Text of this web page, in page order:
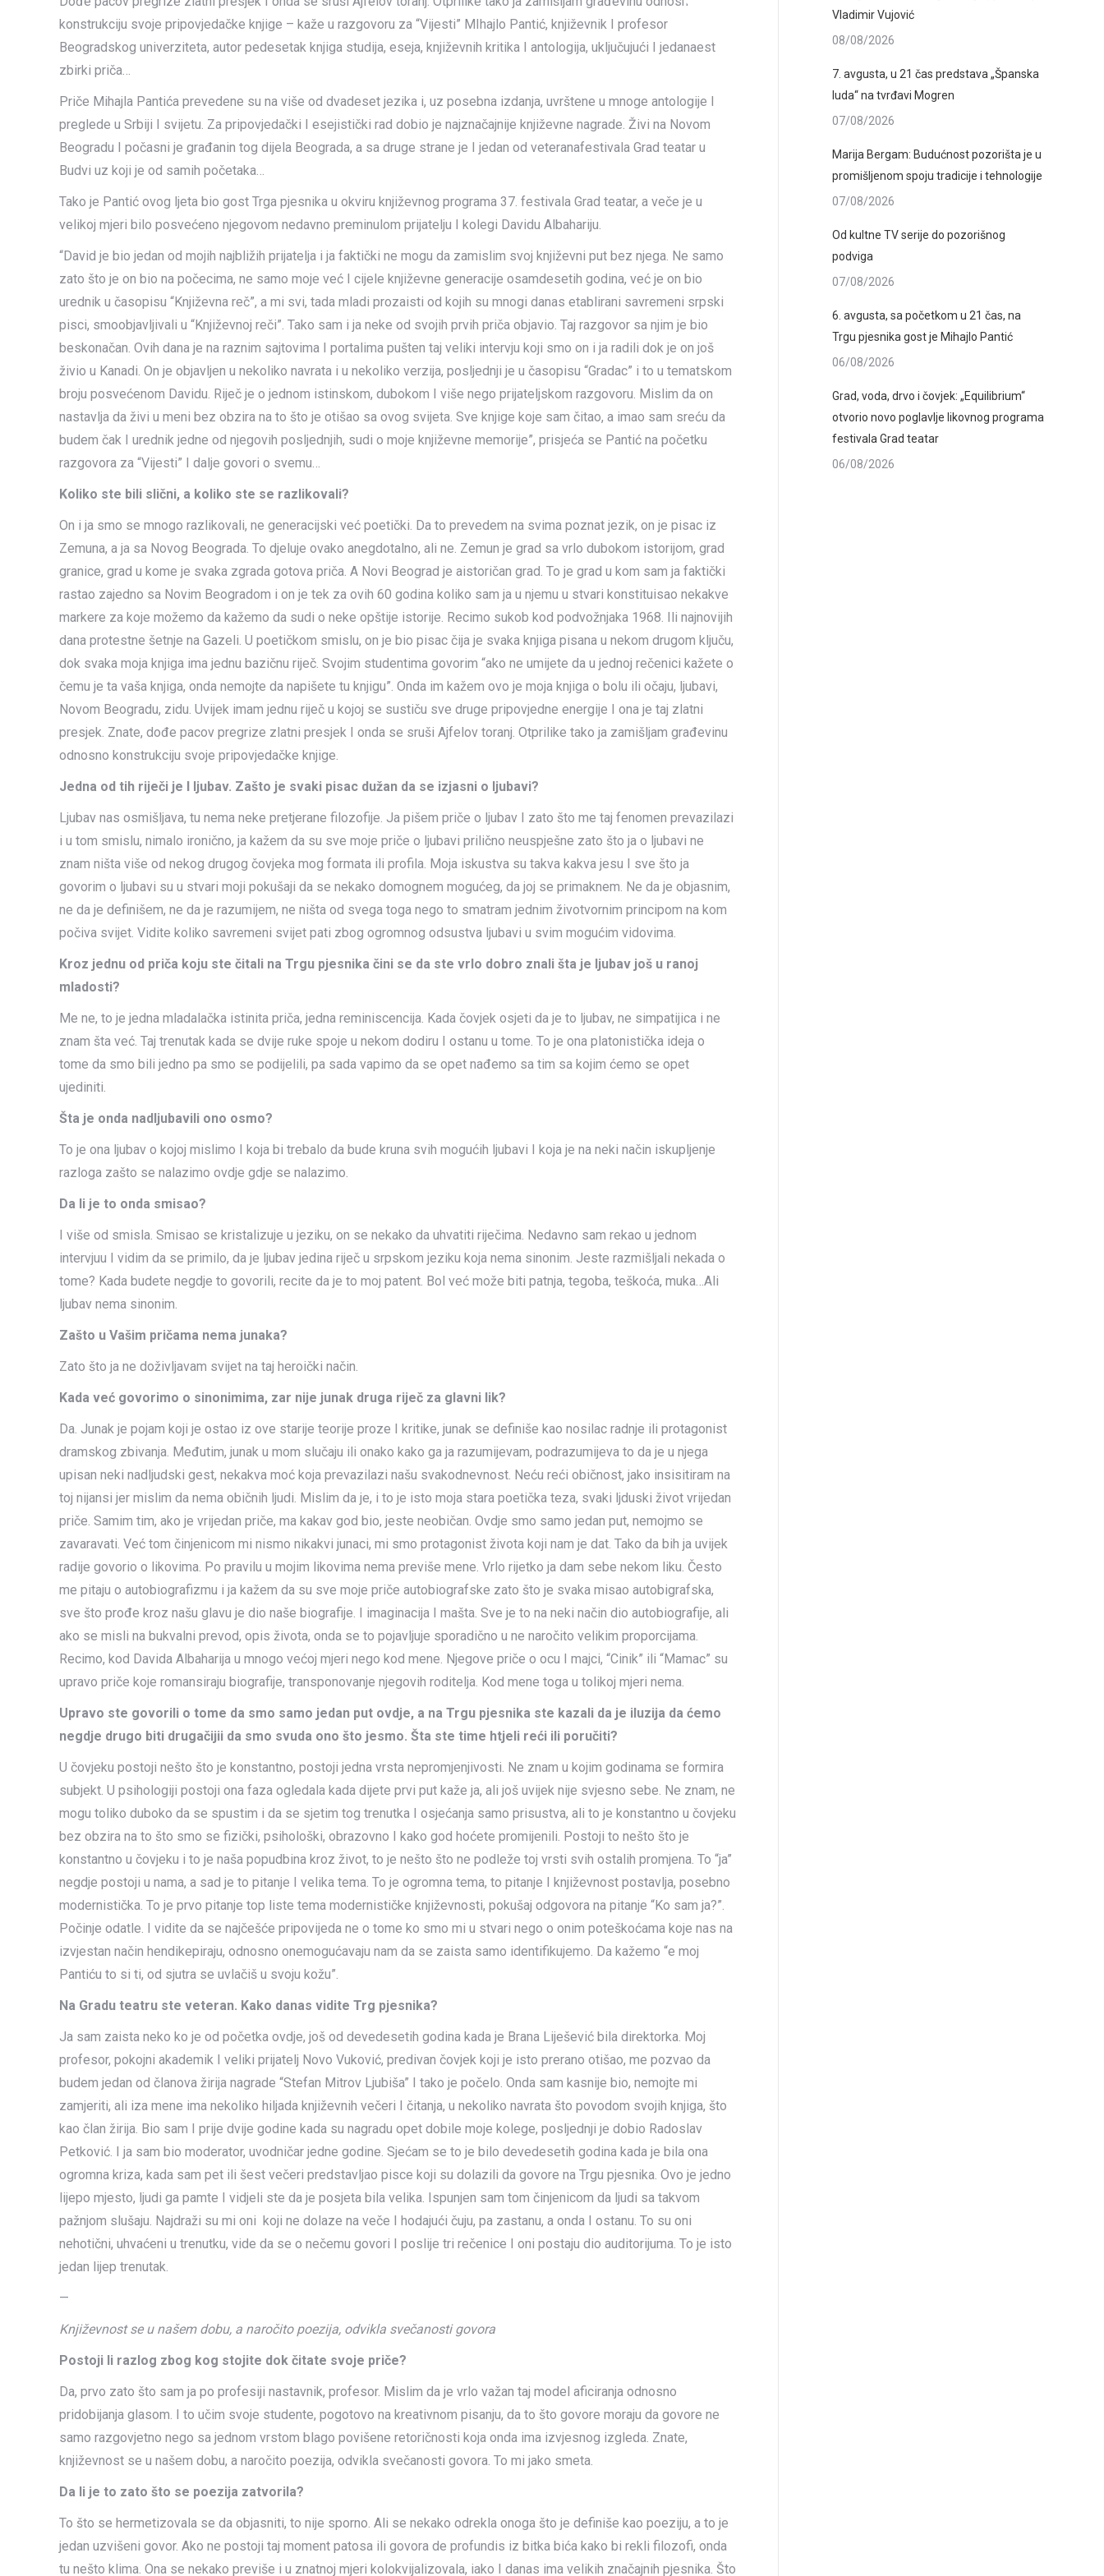
konstrukciju svoje pripovjedačke knjige – kaže u razgovoru za “Vijesti” MIhajlo Pantić, književnik I profesor
Beogradskog univerziteta, autor pedesetak knjiga studija, eseja, književnih kritika I antologija, uključujući I jedanaest
zbirki priča…
Priče Mihajla Pantića prevedene su na više od dvadeset jezika i, uz posebna izdanja, uvrštene u mnoge antologije I
preglede u Srbiji I svijetu. Za pripovjedački I esejistički rad dobio je najznačajnije književne nagrade. Živi na Novom
Beogradu I počasni je građanin tog dijela Beograda, a sa druge strane je I jedan od veteranafestivala Grad teatar u
Budvi uz koji je od samih početaka…
Tako je Pantić ovog ljeta bio gost Trga pjesnika u okviru književnog programa 37. festivala Grad teatar, a veče je u
velikoj mjeri bilo posvećeno njegovom nedavno preminulom prijatelju I kolegi Davidu Albahariju.
“David je bio jedan od mojih najbližih prijatelja i ja faktički ne mogu da zamislim svoj književni put bez njega. Ne samo
zato što je on bio na počecima, ne samo moje već I cijele književne generacije osamdesetih godina, već je on bio
urednik u časopisu “Književna reč”, a mi svi, tada mladi prozaisti od kojih su mnogi danas etablirani savremeni srpski
pisci, smoobjavljivali u “Književnoj reči”. Tako sam i ja neke od svojih prvih priča objavio. Taj razgovor sa njim je bio
beskonačan. Ovih dana je na raznim sajtovima I portalima pušten taj veliki intervju koji smo on i ja radili dok je on još
živio u Kanadi. On je objavljen u nekoliko navrata i u nekoliko verzija, posljednji je u časopisu “Gradac” i to u tematskom
broju posvećenom Davidu. Riječ je o jednom istinskom, dubokom I više nego prijateljskom razgovoru. Mislim da on
nastavlja da živi u meni bez obzira na to što je otišao sa ovog svijeta. Sve knjige koje sam čitao, a imao sam sreću da
budem čak I urednik jedne od njegovih posljednjih, sudi o moje književne memorije”, prisjeća se Pantić na početku
razgovora za “Vijesti” I dalje govori o svemu…
Koliko ste bili slični, a koliko ste se razlikovali?
On i ja smo se mnogo razlikovali, ne generacijski već poetički. Da to prevedem na svima poznat jezik, on je pisac iz
Zemuna, a ja sa Novog Beograda. To djeluje ovako anegdotalno, ali ne. Zemun je grad sa vrlo dubokom istorijom, grad
granice, grad u kome je svaka zgrada gotova priča. A Novi Beograd je aistoričan grad. To je grad u kom sam ja faktički
rastao zajedno sa Novim Beogradom i on je tek za ovih 60 godina koliko sam ja u njemu u stvari konstituisao nekakve
markere za koje možemo da kažemo da sudi o neke opštije istorije. Recimo sukob kod podvožnjaka 1968. Ili najnovijih
dana protestne šetnje na Gazeli. U poetičkom smislu, on je bio pisac čija je svaka knjiga pisana u nekom drugom ključu,
dok svaka moja knjiga ima jednu bazičnu riječ. Svojim studentima govorim “ako ne umijete da u jednoj rečenici kažete o
čemu je ta vaša knjiga, onda nemojte da napišete tu knjigu”. Onda im kažem ovo je moja knjiga o bolu ili očaju, ljubavi,
Novom Beogradu, zidu. Uvijek imam jednu riječ u kojoj se sustiču sve druge pripovjedne energije I ona je taj zlatni
presjek. Znate, dođe pacov pregrize zlatni presjek I onda se sruši Ajfelov toranj. Otprilike tako ja zamišljam građevinu
odnosno konstrukciju svoje pripovjedačke knjige.
Jedna od tih riječi je I ljubav. Zašto je svaki pisac dužan da se izjasni o ljubavi?
Ljubav nas osmišljava, tu nema neke pretjerane filozofije. Ja pišem priče o ljubav I zato što me taj fenomen prevazilazi
i u tom smislu, nimalo ironično, ja kažem da su sve moje priče o ljubavi prilično neuspješne zato što ja o ljubavi ne
znam ništa više od nekog drugog čovjeka mog formata ili profila. Moja iskustva su takva kakva jesu I sve što ja
govorim o ljubavi su u stvari moji pokušaji da se nekako domognem mogućeg, da joj se primaknem. Ne da je objasnim,
ne da je definišem, ne da je razumijem, ne ništa od svega toga nego to smatram jednim životvornim principom na kom
počiva svijet. Vidite koliko savremeni svijet pati zbog ogromnog odsustva ljubavi u svim mogućim vidovima.
Kroz jednu od priča koju ste čitali na Trgu pjesnika čini se da ste vrlo dobro znali šta je ljubav još u ranoj
mladosti?
Me ne, to je jedna mladalačka istinita priča, jedna reminiscencija. Kada čovjek osjeti da je to ljubav, ne simpatijica i ne
znam šta već. Taj trenutak kada se dvije ruke spoje u nekom dodiru I ostanu u tome. To je ona platonistička ideja o
tome da smo bili jedno pa smo se podijelili, pa sada vapimo da se opet nađemo sa tim sa kojim ćemo se opet
ujediniti.
Šta je onda nadljubavili ono osmo?
To je ona ljubav o kojoj mislimo I koja bi trebalo da bude kruna svih mogućih ljubavi I koja je na neki način iskupljenje
razloga zašto se nalazimo ovdje gdje se nalazimo.
Da li je to onda smisao?
I više od smisla. Smisao se kristalizuje u jeziku, on se nekako da uhvatiti riječima. Nedavno sam rekao u jednom
intervjuu I vidim da se primilo, da je ljubav jedina riječ u srpskom jeziku koja nema sinonim. Jeste razmišljali nekada o
tome? Kada budete negdje to govorili, recite da je to moj patent. Bol već može biti patnja, tegoba, teškoća, muka…Ali
ljubav nema sinonim.
Zašto u Vašim pričama nema junaka?
Zato što ja ne doživljavam svijet na taj heroički način.
Kada već govorimo o sinonimima, zar nije junak druga riječ za glavni lik?
Da. Junak je pojam koji je ostao iz ove starije teorije proze I kritike, junak se definiše kao nosilac radnje ili protagonist
dramskog zbivanja. Međutim, junak u mom slučaju ili onako kako ga ja razumijevam, podrazumijeva to da je u njega
upisan neki nadljudski gest, nekakva moć koja prevazilazi našu svakodnevnost. Neću reći običnost, jako insisitiram na
toj nijansi jer mislim da nema običnih ljudi. Mislim da je, i to je isto moja stara poetička teza, svaki ljduski život vrijedan
priče. Samim tim, ako je vrijedan priče, ma kakav god bio, jeste neobičan. Ovdje smo samo jedan put, nemojmo se
zavaravati. Već tom činjenicom mi nismo nikakvi junaci, mi smo protagonist života koji nam je dat. Tako da bih ja uvijek
radije govorio o likovima. Po pravilu u mojim likovima nema previše mene. Vrlo rijetko ja dam sebe nekom liku. Često
me pitaju o autobiografizmu i ja kažem da su sve moje priče autobiografske zato što je svaka misao autobigrafska,
sve što prođe kroz našu glavu je dio naše biografije. I imaginacija I mašta. Sve je to na neki način dio autobiografije, ali
ako se misli na bukvalni prevod, opis života, onda se to pojavljuje sporadično u ne naročito velikim proporcijama.
Recimo, kod Davida Albaharija u mnogo većoj mjeri nego kod mene. Njegove priče o ocu I majci, “Cinik” ili “Mamac” su
upravo priče koje romansiraju biografije, transponovanje njegovih roditelja. Kod mene toga u tolikoj mjeri nema.
Upravo ste govorili o tome da smo samo jedan put ovdje, a na Trgu pjesnika ste kazali da je iluzija da ćemo
negdje drugo biti drugačijii da smo svuda ono što jesmo. Šta ste time htjeli reći ili poručiti?
U čovjeku postoji nešto što je konstantno, postoji jedna vrsta nepromjenjivosti. Ne znam u kojim godinama se formira
subjekt. U psihologiji postoji ona faza ogledala kada dijete prvi put kaže ja, ali još uvijek nije svjesno sebe. Ne znam, ne
mogu toliko duboko da se spustim i da se sjetim tog trenutka I osjećanja samo prisustva, ali to je konstantno u čovjeku
bez obzira na to što smo se fizički, psihološki, obrazovno I kako god hoćete promijenili. Postoji to nešto što je
konstantno u čovjeku i to je naša popudbina kroz život, to je nešto što ne podleže toj vrsti svih ostalih promjena. To “ja”
negdje postoji u nama, a sad je to pitanje I velika tema. To je ogromna tema, to pitanje I književnost postavlja, posebno
modernistička. To je prvo pitanje top liste tema modernističke književnosti, pokušaj odgovora na pitanje “Ko sam ja?”.
Počinje odatle. I vidite da se najčešće pripovijeda ne o tome ko smo mi u stvari nego o onim poteškoćama koje nas na
izvjestan način hendikepiraju, odnosno onemogućavaju nam da se zaista samo identifikujemo. Da kažemo “e moj
Pantiću to si ti, od sjutra se uvlačiš u svoju kožu”.
Na Gradu teatru ste veteran. Kako danas vidite Trg pjesnika?
Ja sam zaista neko ko je od početka ovdje, još od devedesetih godina kada je Brana Liješević bila direktorka. Moj
profesor, pokojni akademik I veliki prijatelj Novo Vuković, predivan čovjek koji je isto prerano otišao, me pozvao da
budem jedan od članova žirija nagrade “Stefan Mitrov Ljubiša” I tako je počelo. Onda sam kasnije bio, nemojte mi
zamjeriti, ali iza mene ima nekoliko hiljada književnih večeri I čitanja, u nekoliko navrata što povodom svojih knjiga, što
kao član žirija. Bio sam I prije dvije godine kada su nagradu opet dobile moje kolege, posljednji je dobio Radoslav
Petković. I ja sam bio moderator, uvodničar jedne godine. Sjećam se to je bilo devedesetih godina kada je bila ona
ogromna kriza, kada sam pet ili šest večeri predstavljao pisce koji su dolazili da govore na Trgu pjesnika. Ovo je jedno
lijepo mjesto, ljudi ga pamte I vidjeli ste da je posjeta bila velika. Ispunjen sam tom činjenicom da ljudi sa takvom
pažnjom slušaju. Najdraži su mi oni koji ne dolaze na veče I hodajući čuju, pa zastanu, a onda I ostanu. To su oni
nehotični, uhvaćeni u trenutku, vide da se o nečemu govori I poslije tri rečenice I oni postaju dio auditorijuma. To je isto
jedan lijep trenutak.
—
Književnost se u našem dobu, a naročito poezija, odvikla svečanosti govora
Postoji li razlog zbog kog stojite dok čitate svoje priče?
Da, prvo zato što sam ja po profesiji nastavnik, profesor. Mislim da je vrlo važan taj model aficiranja odnosno
pridobijanja glasom. I to učim svoje studente, pogotovo na kreativnom pisanju, da to što govore moraju da govore ne
samo razgovjetno nego sa jednom vrstom blago povišene retoričnosti koja onda ima izvjesnog izgleda. Znate,
književnost se u našem dobu, a naročito poezija, odvikla svečanosti govora. To mi jako smeta.
Da li je to zato što se poezija zatvorila?
To što se hermetizovala se da objasniti, to nije sporno. Ali se nekako odrekla onoga što je definiše kao poeziju, a to je
jedan uzvišeni govor. Ako ne postoji taj moment patosa ili govora de profundis iz bitka bića kako bi rekli filozofi, onda
tu nešto klima. Ona se nekako previše i u znatnoj mjeri kolokvijalizovala, iako I danas ima velikih značajnih pjesnika. Što
Vladimir Vujović
08/08/2026
7. avgusta, u 21 čas predstava „Španska
luda“ na tvrđavi Mogren
07/08/2026
Marija Bergam: Budućnost pozorišta je u
promišljenom spoju tradicije i tehnologije
07/08/2026
Od kultne TV serije do pozorišnog
podviga
07/08/2026
6. avgusta, sa početkom u 21 čas, na
Trgu pjesnika gost je Mihajlo Pantić
06/08/2026
Grad, voda, drvo i čovjek: „Equilibrium“
otvorio novo poglavlje likovnog programa
festivala Grad teatar
06/08/2026